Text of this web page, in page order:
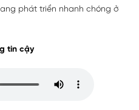
phát triển nhanh chóng ở
tin cậy